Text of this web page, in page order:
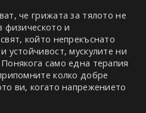
че грижата за тялото не
физическото и
който непрекъснато
устойчивост, мускулите ни
само една терапия
колко добре
ви, когато напрежението